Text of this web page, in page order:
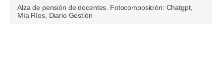
Tendencias
Alza de pensión de docentes. Fotocomposición: Chatgpt,
Mía Ríos, Diario Gestión